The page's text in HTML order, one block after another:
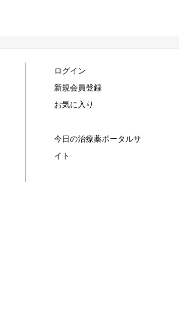
ログイン
新規会員登録
お気に入り
今日の治療薬ポータルサ
イト